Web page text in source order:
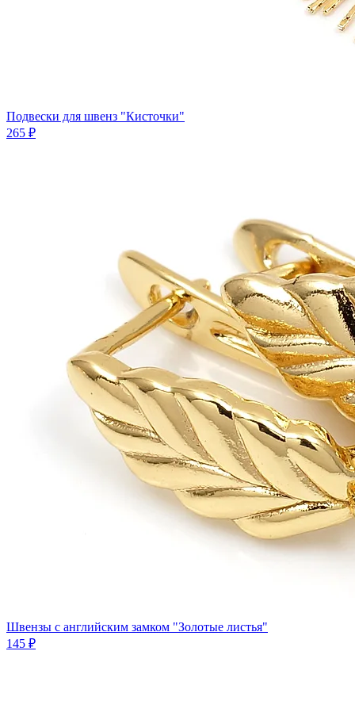
Подвески для швенз "Кисточки"
265 ₽
Швензы с английским замком "Золотые листья"
145 ₽